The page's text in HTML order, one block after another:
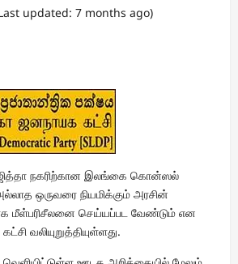
updated: 7 months ago)
ஜித்தா நகரிற்கான இலங்கை கொன்ஸல்
ஒருவரை நியமிக்கும் அரசின்
மீள்பரிசீலனை செய்யப்பட வேண்டும் என
வலியுறுத்தியுள்ளது.